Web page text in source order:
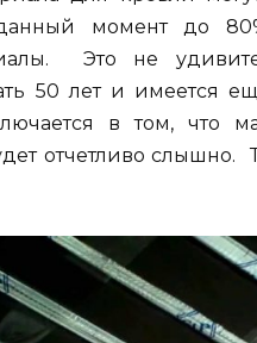
момент до
Это не
50 лет и имеется
в том, что
отчетливо слышно.